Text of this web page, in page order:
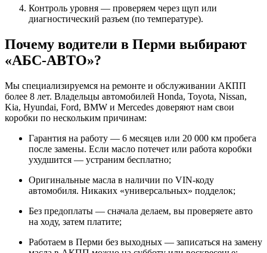
Контроль уровня — проверяем через щуп или
диагностический разъем (по температуре).
Почему водители в Перми выбирают
«АБС-АВТО»?
Мы специализируемся на ремонте и обслуживании АКПП
более 8 лет. Владельцы автомобилей Honda, Toyota, Nissan,
Kia, Hyundai, Ford, BMW и Mercedes доверяют нам свои
коробки по нескольким причинам:
Гарантия на работу — 6 месяцев или 20 000 км пробега
после замены. Если масло потечет или работа коробки
ухудшится — устраним бесплатно;
Оригинальные масла в наличии по VIN-коду
автомобиля. Никаких «универсальных» подделок;
Без предоплаты — сначала делаем, вы проверяете авто
на ходу, затем платите;
Работаем в Перми без выходных — записаться на замену